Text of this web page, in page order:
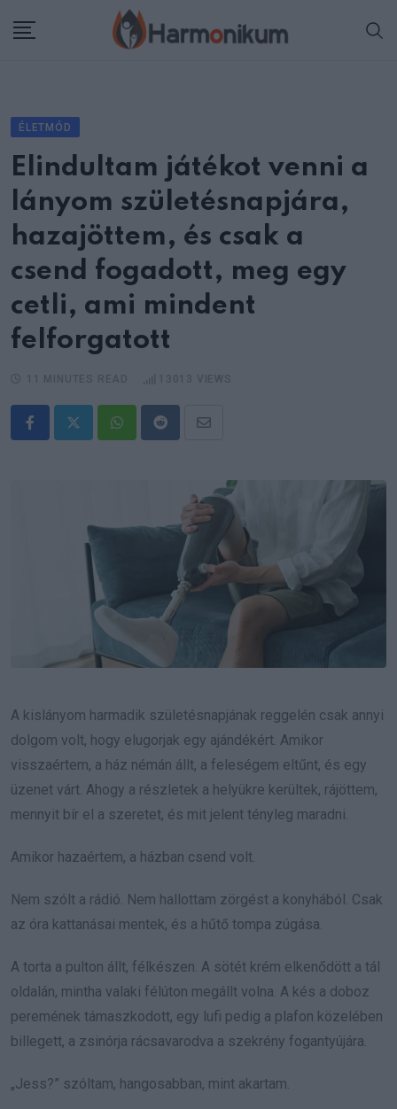
ÉLETMÓD
Elindultam játékot venni a
lányom születésnapjára,
hazajöttem, és csak a
csend fogadott, meg egy
cetli, ami mindent
felforgatott
WhatsappRedditShare
Email
A kislányom harmadik születésnapjának reggelén csak annyi
dolgom volt, hogy elugorjak egy ajándékért. Amikor
visszaértem, a ház némán állt, a feleségem eltűnt, és egy
üzenet várt. Ahogy a részletek a helyükre kerültek, rájöttem,
mennyit bír el a szeretet, és mit jelent tényleg maradni.
Amikor hazaértem, a házban csend volt.
Nem szólt a rádió. Nem hallottam zörgést a konyhából. Csak
az óra kattanásai mentek, és a hűtő tompa zúgása.
A torta a pulton állt, félkészen. A sötét krém elkenődött a tál
oldalán, mintha valaki félúton megállt volna. A kés a doboz
peremének támaszkodott, egy lufi pedig a plafon közelében
billegett, a zsinórja rácsavarodva a szekrény fogantyújára.
„Jess?” szóltam, hangosabban, mint akartam.